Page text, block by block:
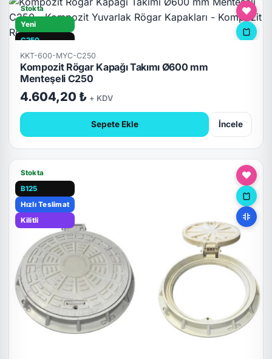
Stokta
Yeni
C250
Hızlı Teslimat
Kilitli
KKT-600-MYC-C250
Kompozit Rögar Kapağı Takımı Ø600 mm
Menteşeli C250
4.604,20 ₺ + KDV
Sepete Ekle İncele
Stokta
B125
Hızlı Teslimat
Kilitli